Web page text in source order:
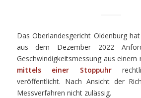
Das Oberlandesgericht Oldenburg
aus dem Dezember 2022
Geschwindigkeitsmessung aus einem
mittels einer Stoppuhr
veröffentlicht. Nach Ansicht der
Messverfahren nicht zulässig.